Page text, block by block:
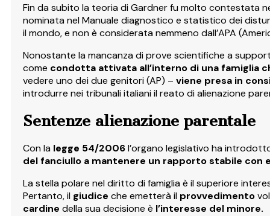
Fin da subito la teoria di Gardner fu molto contestata
nominata nel Manuale diagnostico e statistico dei
il mondo, e non è considerata nemmeno dall’APA
Nonostante la mancanza di prove scientifiche a
come condotta attivata all’interno di una famiglia
vedere uno dei due genitori (AP) – viene presa in
introdurre nei tribunali italiani il reato di alienazione
Sentenze alienazione parentale
Con la legge 54/2006l’organo legislativo ha
del fanciullo a mantenere un rapporto stabile con
La stella polare nel diritto di famiglia è il superiore
Pertanto, il giudice che emetterà il provvedimento
cardine della sua decisione è l’interesse del minore.